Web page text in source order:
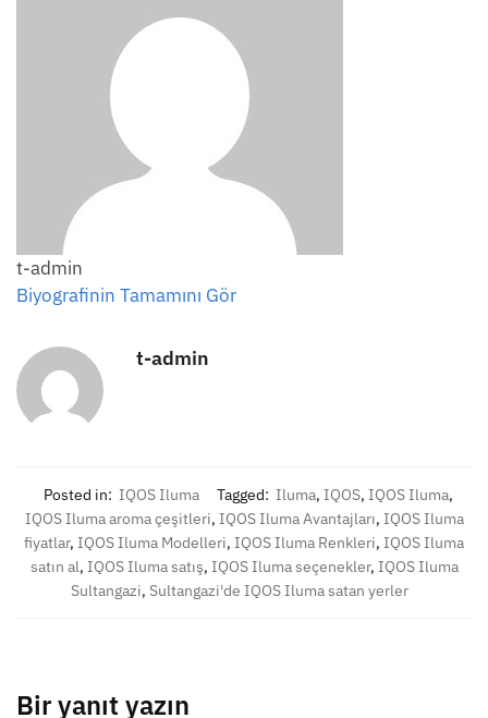
t-admin
Biyografinin Tamamını Gör
t-admin
Posted in: IQOS Iluma Tagged: Iluma, IQOS, IQOS Iluma,
IQOS Iluma aroma çeşitleri, IQOS Iluma Avantajları, IQOS Iluma
fiyatlar, IQOS Iluma Modelleri, IQOS Iluma Renkleri, IQOS Iluma
satın al, IQOS Iluma satış, IQOS Iluma seçenekler, IQOS Iluma
Sultangazi, Sultangazi'de IQOS Iluma satan yerler
Bir yanıt yazın